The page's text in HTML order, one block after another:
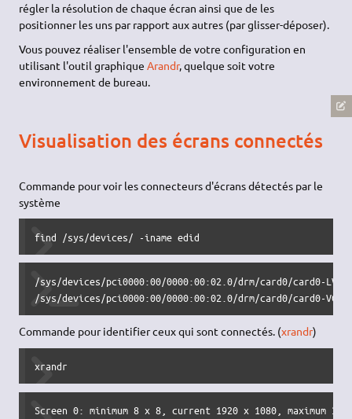
régler la résolution de chaque écran ainsi que de les
positionner les uns par rapport aux autres (par glisser-déposer).
Vous pouvez réaliser l'ensemble de votre configuration en
utilisant l'outil graphiqueArandr, quelque soit votre
environnement de bureau.
Visualisation des écrans connectés
Commande pour voir les connecteurs d'écrans détectés par le
système
find /sys/devices/ -iname edid
/sys/devices/pci0000:00/0000:00:02.0/drm/card0/card0-
/sys/devices/pci0000:00/0000:00:02.0/drm/card0/card0-
Commande pour identifier ceux qui sont connectés. (xrandr)
xrandr
Screen 0: minimum 8 x 8, current 1920 x 1080, maximum